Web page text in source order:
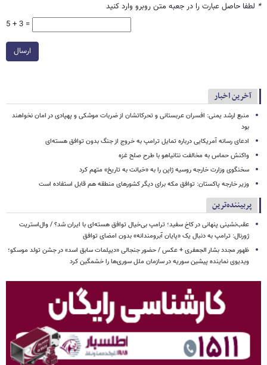
* لطفا حاصل عبارت را در جعبه متن روبرو وارد کنید
5 + 3 =
ارسال
آخرین اخبار
منبع ارشد یمنی: افسران عربستانی و تحرکاتشان از ضربات موشکی و پهپادی در امان نخواهند
بود
ادعای رسانه آمریکایی درباره تمایل ترامپ به خروج از جنگ بدون توافق هسته‌ای
واکنش حماس به مخالفت نتانیاهو با طرح صلح غزه
سخنگوی وزارت خارجه روسیه ژاپن را به «خیانت به تاریخ» متهم کرد
وزیر خارجه پاکستان: توافق مکه برای دیگر کشورهای منطقه هم قابل استفاده است
پربیننده‌ترین
عقب‌نشینی پنهانی در کاخ سفید؛ ترامپ بی‌خیال توافق هسته‌ای با ایران شد؟ / وال‌استریت
ژورنال: ترامپ به دنبال یک «پایان آبرومندانه» بدون امضای توافق
ظهور مجدد بشار الجعفری + عکس / حضور جنجالی «دیپلمات سابق اسد» در جشن تولد موسکو؛
ویدیوی نماینده پیشین سوریه در سازمان ملل سوری‌ها را خشمگین کرد